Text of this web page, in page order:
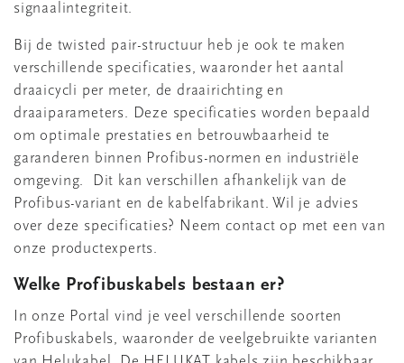
signaalintegriteit.
Bij de twisted pair-structuur heb je ook te maken
verschillende specificaties, waaronder het aantal
draaicycli per meter, de draairichting en
draaiparameters. Deze specificaties worden bepaald
om optimale prestaties en betrouwbaarheid te
garanderen binnen Profibus-normen en industriële
omgeving. Dit kan verschillen afhankelijk van de
Profibus-variant en de kabelfabrikant. Wil je advies
over deze specificaties? Neem contact op met een van
onze productexperts.
Welke Profibuskabels bestaan er?
In onze Portal vind je veel verschillende soorten
Profibuskabels, waaronder de veelgebruikte varianten